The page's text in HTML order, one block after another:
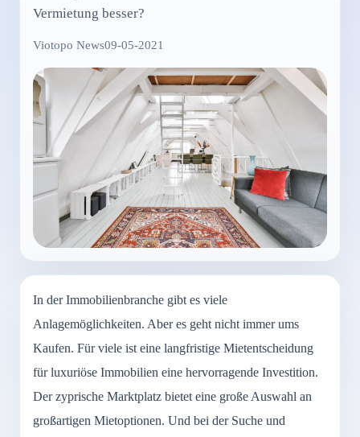
Vermietung besser?
Viotopo News09-05-2021
In der Immobilienbranche gibt es viele
Anlagemöglichkeiten. Aber es geht nicht immer ums
Kaufen. Für viele ist eine langfristige Mietentscheidung
für luxuriöse Immobilien eine hervorragende Investition.
Der zyprische Marktplatz bietet eine große Auswahl an
großartigen Mietoptionen. Und bei der Suche und